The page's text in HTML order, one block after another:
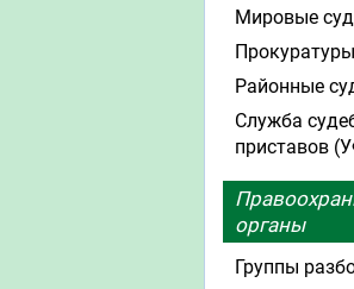
Мировые
Районные
Служба
приставов
органы
Группы